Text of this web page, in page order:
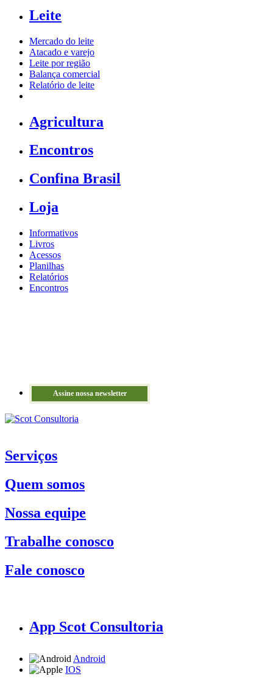
Leite
Mercado do leite
Atacado e varejo
Leite por região
Balança comercial
Relatório de leite
Agricultura
Encontros
Confina Brasil
Loja
Informativos
Livros
Acessos
Planilhas
Relatórios
Encontros
Assine nossa newsletter
Serviços
Quem somos
Nossa equipe
Trabalhe conosco
Fale conosco
App Scot Consultoria
Android
IOS